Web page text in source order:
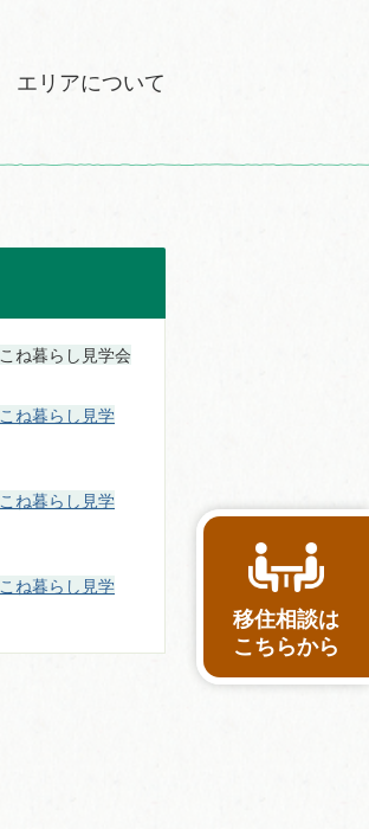
エリアについて
ね暮らし見学会
ね暮らし見学
ね暮らし見学
ね暮らし見学
移住相談は
こちらから